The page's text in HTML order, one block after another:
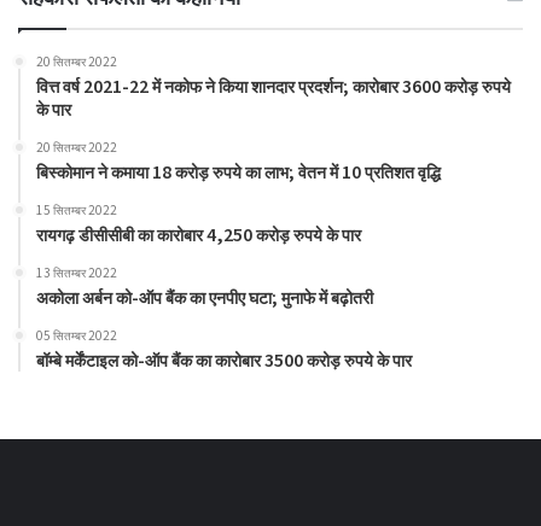
20 सितम्बर 2022
वित्त वर्ष 2021-22 में नकोफ ने किया शानदार प्रदर्शन; कारोबार 3600 करोड़ रुपये
के पार
20 सितम्बर 2022
बिस्कोमान ने कमाया 18 करोड़ रुपये का लाभ; वेतन में 10 प्रतिशत वृद्धि
15 सितम्बर 2022
रायगढ़ डीसीसीबी का कारोबार 4,250 करोड़ रुपये के पार
13 सितम्बर 2022
अकोला अर्बन को-ऑप बैंक का एनपीए घटा; मुनाफे में बढ़ोतरी
05 सितम्बर 2022
बॉम्बे मर्केंटाइल को-ऑप बैंक का कारोबार 3500 करोड़ रुपये के पार